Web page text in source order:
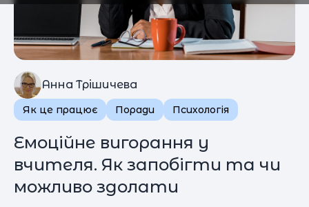
Анна Трішичева
Як це працює Поради Психологія
Емоційне вигорання у
вчителя. Як запобігти та чи
можливо здолати